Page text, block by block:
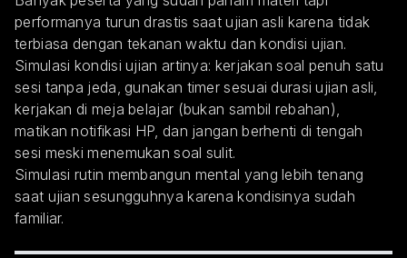
performanya turun drastis saat ujian asli karena tidak
terbiasa dengan tekanan waktu dan kondisi ujian.
Simulasi kondisi ujian artinya: kerjakan soal penuh satu
sesi tanpa jeda, gunakan timer sesuai durasi ujian asli,
kerjakan di meja belajar (bukan sambil rebahan),
matikan notifikasi HP, dan jangan berhenti di tengah
sesi meski menemukan soal sulit.
Simulasi rutin membangun mental yang lebih tenang
saat ujian sesungguhnya karena kondisinya sudah
familiar.